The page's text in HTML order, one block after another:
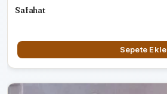
Safahat
Sepete Ekle